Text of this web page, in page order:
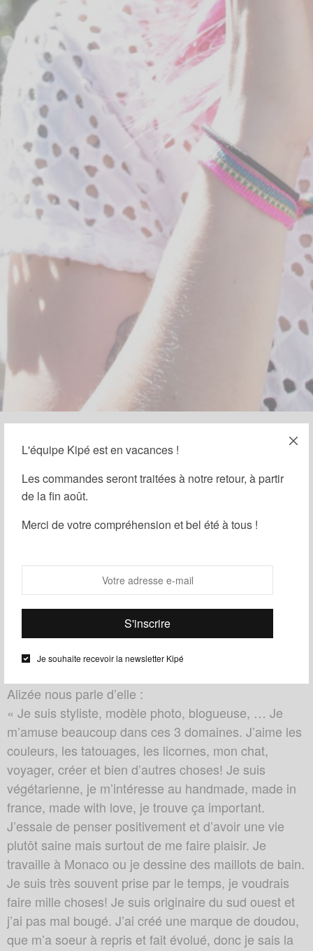
L'équipe Kipé est en vacances !
Les commandes seront traitées à notre retour, à partir
de la fin août.
Merci de votre compréhension et bel été à tous !
Je souhaite recevoir la newsletter Kipé
18 JUILLET 2017 -BLOG,PHOTOS ET ARTICLES "BLOGUEUR"
Rag and Rose x Kipé
ParKipé
Kipé a eu le plaisir de collaborer avec Alizée alias
Rag and Rose.
Alizée a choisi de porter le bandeau anémone qui se
marie parfaitement avec le rose de ses cheveux. Un
bandeau qui vient rehausser sa tenue un chemiser
Alizée nous parle d’elle :
« Je suis styliste, modèle photo, blogueuse, … Je
m’amuse beaucoup dans ces 3 domaines. J’aime les
couleurs, les tatouages, les licornes, mon chat,
voyager, créer et bien d’autres choses! Je suis
végétarienne, je m’intéresse au handmade, made in
france, made with love, je trouve ça important.
J’essaie de penser positivement et d’avoir une vie
plutôt saine mais surtout de me faire plaisir. Je
travaille à Monaco ou je dessine des maillots de bain.
Je suis très souvent prise par le temps, je voudrais
faire mille choses! Je suis originaire du sud ouest et
j’ai pas mal bougé. J’ai créé une marque de doudou,
que m’a soeur à repris et fait évolué, donc je sais la